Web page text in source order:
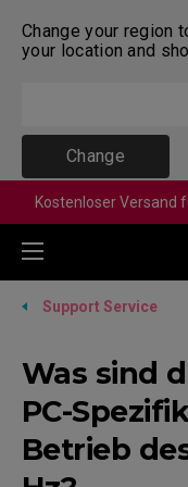
Change your region
your location and
Change
Kostenloser Versand
Support Service
Was sind
PC-
Betrieb